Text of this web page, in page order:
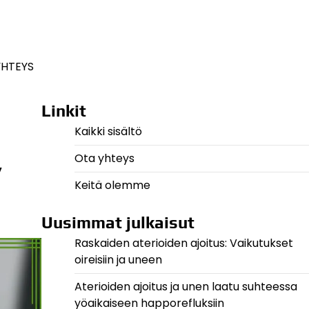
Linkit
Kaikki sisältö
Ota yhteys
Keitä olemme
Uusimmat julkaisut
Raskaiden aterioiden ajoitus: Vaikutukset
oireisiin ja uneen
Aterioiden ajoitus ja unen laatu suhteessa
yöaikaiseen happorefluksiin